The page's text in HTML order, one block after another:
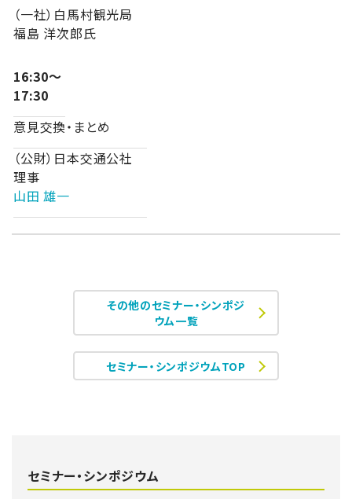
（一社）白馬村観光局
福島 洋次郎氏
16:30～
17:30
意見交換・まとめ
（公財）日本交通公社
理事
山田 雄一
その他のセミナー・シンポジ
ウム一覧
セミナー・シンポジウムTOP
セミナー・シンポジウム